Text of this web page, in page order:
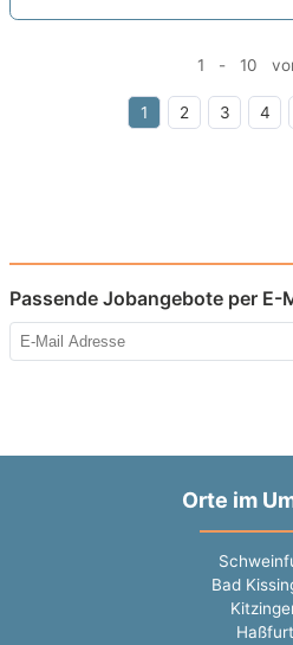
1 - 10
1 2 3 4
Passende Jobangebote per E-
Orte im
Bad
Haßfurt